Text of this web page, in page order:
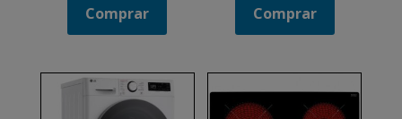
Comprar Comprar